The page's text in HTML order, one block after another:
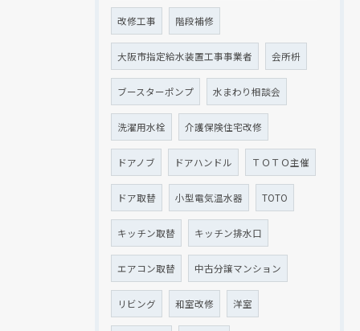
改修工事 階段補修
大阪市指定給水装置工事事業者 会所枡
ブースターポンプ 水まわり相談会
洗濯用水栓 介護保険住宅改修
ドアノブ ドアハンドル ＴＯＴＯ主催
ドア取替 小型電気温水器 TOTO
キッチン取替 キッチン排水口
エアコン取替 中古分譲マンション
リビング 和室改修 洋室